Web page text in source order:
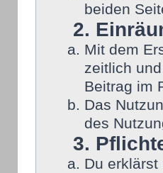
beiden
2.
Mit dem
zeitlich
Beitrag im
Das
des
3.
Du